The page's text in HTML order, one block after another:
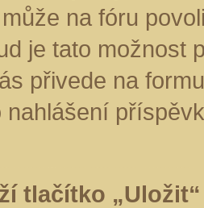
na fóru
je tato možnost
přivede na
nahlášení
tlačítko